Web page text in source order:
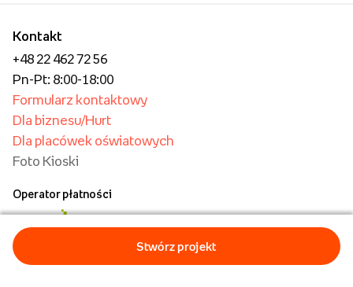
Kontakt
+48 22 462 72 56
Pn-Pt: 8:00-18:00
Formularz kontaktowy
Dla biznesu/Hurt
Dla placówek oświatowych
Foto Kioski
Operator płatności